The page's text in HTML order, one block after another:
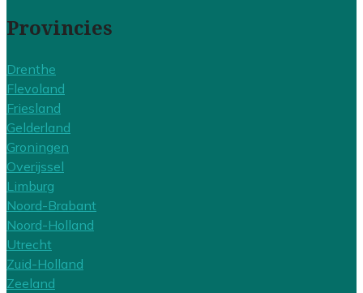
Provincies
Drenthe
Flevoland
Friesland
Gelderland
Groningen
Overijssel
Limburg
Noord-Brabant
Noord-Holland
Utrecht
Zuid-Holland
Zeeland